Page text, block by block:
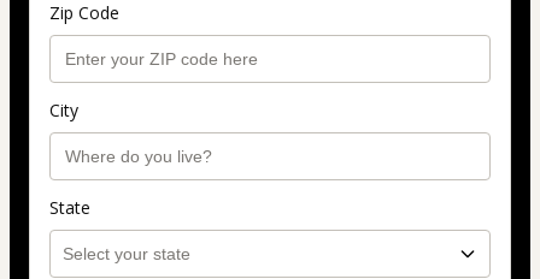
Zip Code
City
State